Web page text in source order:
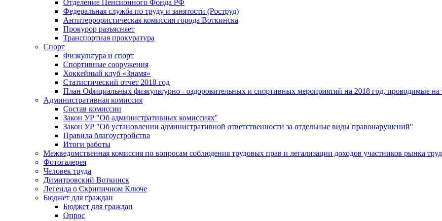
Отделение Пенсионного Фонда РФ
Федеральная служба по труду и занятости (Роструд)
Антитеррористическая комиссия города Воткинска
Прокурор разъясняет
Транспортная прокуратура
Спорт
Физкультура и спорт
Спортивные сооружения
Хоккейный клуб «Знамя»
Статистический отчет 2018 год
План Официальных физкультурно - оздоровительных и спортивных мероприятий на 2018 год, проводимые
Административная комиссия
Состав комиссии
Закон УР "Об административных комиссиях"
Закон УР "Об установлении административной ответственности за отдельные виды правонарушений"
Правила благоустройства
Итоги работы
Межведомственная комиссия по вопросам соблюдения трудовых прав и легализации доходов участников рынка
Фотогалерея
Человек труда
Димитровский Воткинск
Легенда о Скрипичном Ключе
Бюджет для граждан
Бюджет для граждан
Опрос